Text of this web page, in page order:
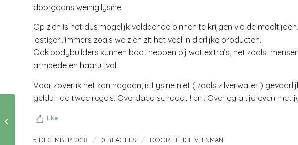
doorgaans weinig lysine.
Op zich is het dus mogelijk voldoende binnen te krijgen via de
lastiger…immers zoals we zien zit het veel in dierlijke producten.
Ook bodybuilders kunnen baat hebben bij wat extra’s, net zoals
armoede en haaruitval.
Voor zover ik het kan nagaan, is Lysine niet ( zoals zilverwater )
gelden de twee regels: Overdaad schaadt ! en : Overleg altijd even met
Like
5 DECEMBER 2018 / 0 REACTIES / DOOR FELICE VEENMAN
Overpeinzing in